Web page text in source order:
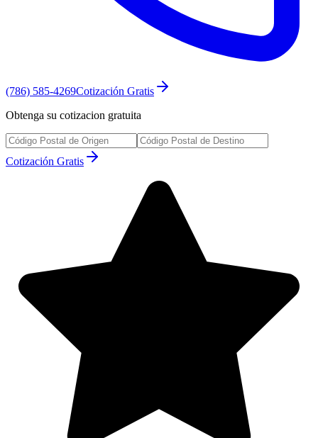
(786) 585-4269Cotización Gratis
Obtenga su cotizacion gratuita
Cotización Gratis